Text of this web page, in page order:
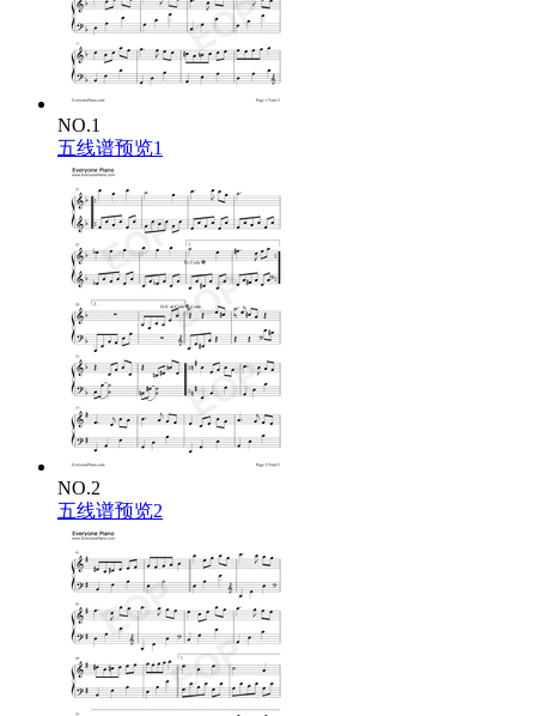
NO.1
五线谱预览1
NO.2
五线谱预览2